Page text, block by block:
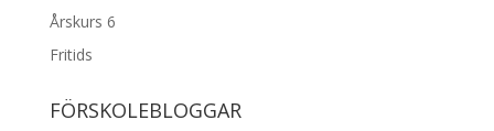
Årskurs 6
Fritids
FÖRSKOLEBLOGGAR